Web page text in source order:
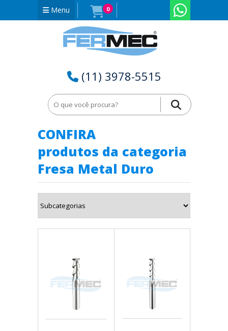
Menu 0
(11) 3978-5515
Fresa Metal Duro em Roraima - RR
CONFIRA
produtos da categoria
Fresa Metal Duro